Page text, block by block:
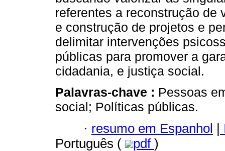
referentes a reconstrução
e construção de projetos e
delimitar intervenções
públicas para promover a
cidadania, e justiça social.
Palavras-chave : Pessoas
social; Políticas públicas.
· resumo em Espanhol |
Português (
pdf )